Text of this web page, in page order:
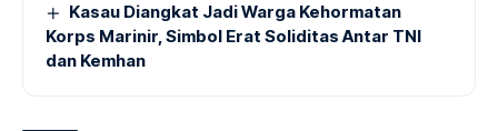
Kasau Diangkat Jadi Warga Kehormatan
Korps Marinir, Simbol Erat Soliditas Antar TNI
dan Kemhan